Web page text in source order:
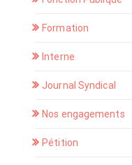
Formation
Interne
Journal Syndical
Nos engagements
Pétition